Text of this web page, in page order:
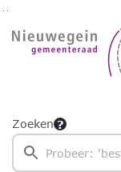
Ga naar de inhoud van
Zoeken